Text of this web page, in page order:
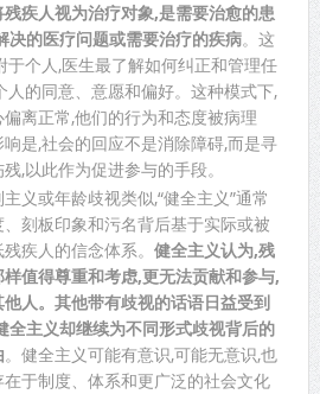
疾人视为治疗对象,是需要治愈的患
决的医疗问题或需要治疗的疾病。这
于个人,医生最了解如何纠正和管理任
人的同意、意愿和偏好。这种模式下,
离正常,他们的行为和态度被病理
是,社会的回应不是消除障碍,而是寻
,以此作为促进参与的手段。
义或年龄歧视类似,“健全主义”通常
刻板印象和污名背后基于实际或被
疾人的信念体系。 健全主义认为,残
值得尊重和考虑,更无法贡献和参与,
人。其他带有歧视的话语日益受到
全主义却继续为不同形式歧视背后的
。健全主义可能有意识,可能无意识,也
于制度、体系和更广泛的社会文化